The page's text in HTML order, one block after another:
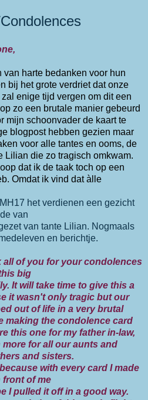
harte bedanken voor hun
bij het grote verdriet dat onze
enige tijd vergen om dit een
zo een brutale manier gebeurd
mijn schoonvader de kaart te
blogpost hebben gezien maar
voor alle tantes en ooms, de
Lilian die zo tragisch omkwam.
dat ik de taak toch op een
Omdat ik vind dat àlle
het verdienen een gezicht
van
van tante Lilian. Nogmaals
en berichtje.
all of you for your condolences
big
It will take time to give this a
it wasn't only tragic but our
out of life in a very brutal
making the condolence card
this one for my father in-law,
for all our aunts and
and sisters.
with every card I made
front of me
I pulled it off in a good way.